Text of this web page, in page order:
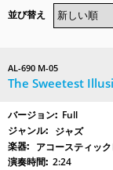
並び替え
AL-690 M-05
The Sweetest
Full
ジャズ
アコースティッ
2:24